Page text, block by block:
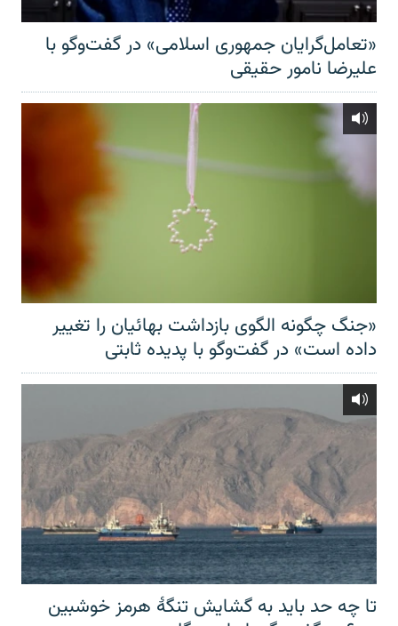
«تعامل‌گرایان جمهوری اسلامی» در گفت‌وگو با
علیرضا نامور حقیقی
«جنگ چگونه الگوی بازداشت بهائیان را تغییر
داده است» در گفت‌وگو با پدیده ثابتی
تا چه حد باید به گشایش تنگهٔ هرمز خوشبین